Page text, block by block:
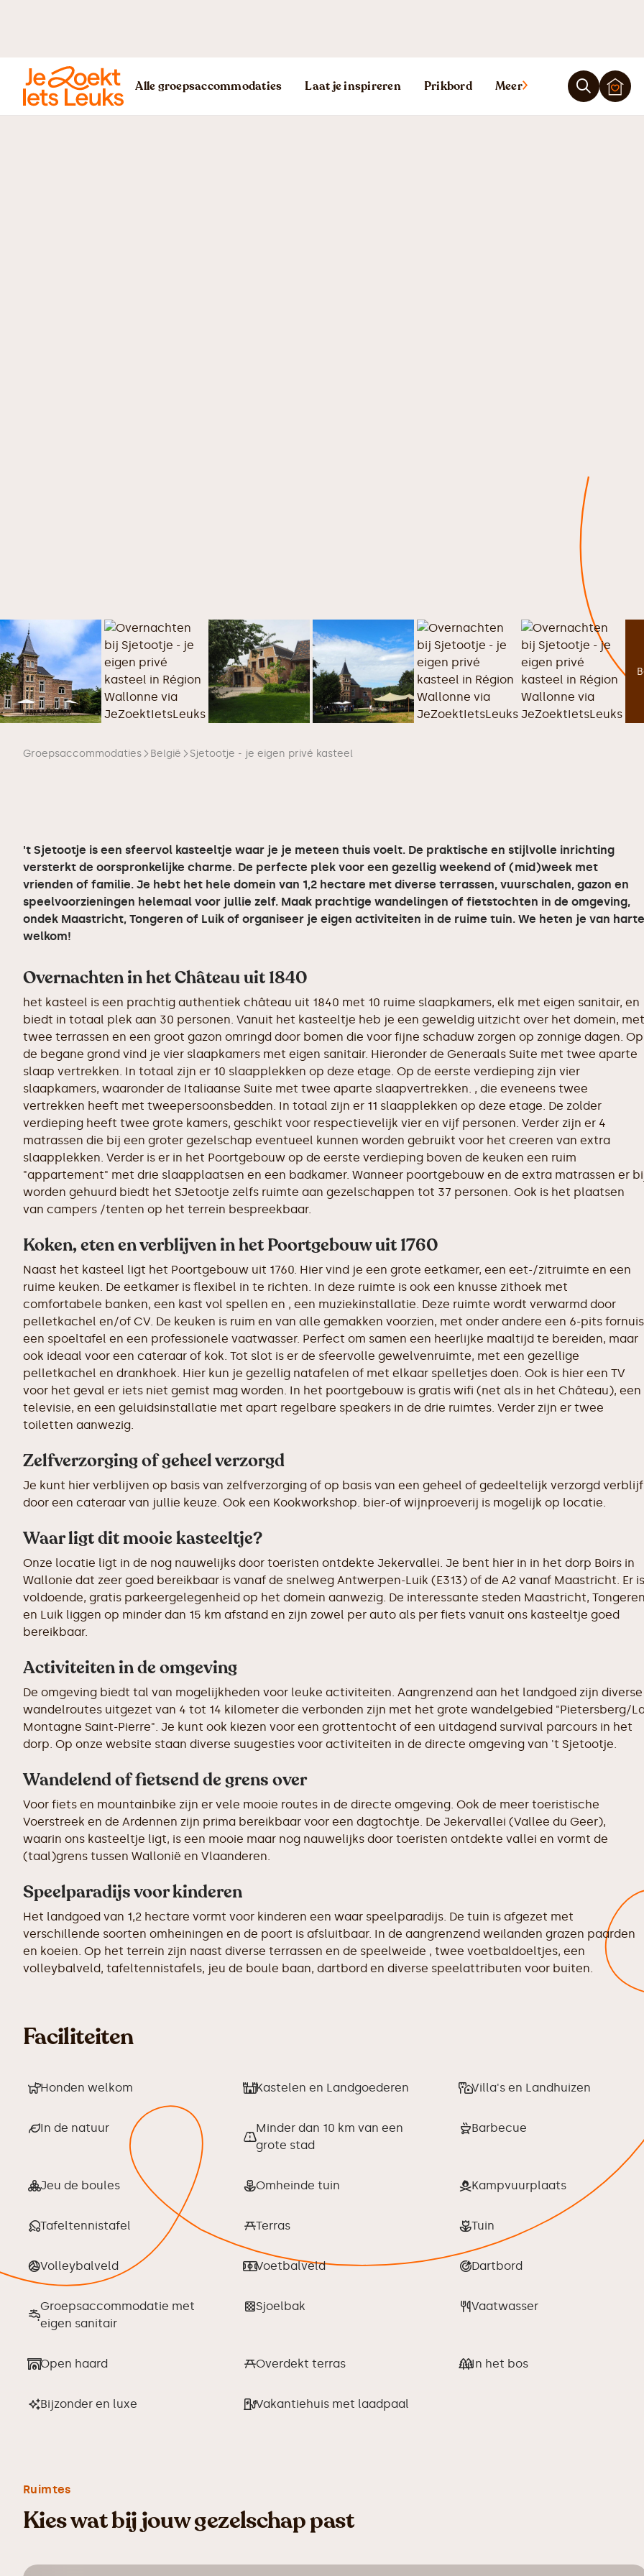
Alle groepsaccommodaties Laat je inspireren Prikbord Meer
Foto's Informatie Arrangementen Ligging Reviews
Groepsaccommodaties België Sjetootje - je eigen privé kasteel
't Sjetootje is een sfeervol kasteeltje waar je je meteen thuis voelt. De praktische en stijlvolle inrichting
versterkt de oorspronkelijke charme. De perfecte plek voor een gezellig weekend of (mid)week met
vrienden of familie. Je hebt het hele domein van 1,2 hectare met diverse terrassen, vuurschalen, gazon en
speelvoorzieningen helemaal voor jullie zelf. Maak prachtige wandelingen of fietstochten in de omgeving,
ondek Maastricht, Tongeren of Luik of organiseer je eigen activiteiten in de ruime tuin. We heten je van harte
welkom!
Overnachten in het Château uit 1840
het kasteel is een prachtig authentiek château uit 1840 met 10 ruime slaapkamers, elk met eigen sanitair, en
biedt in totaal plek aan 30 personen. Vanuit het kasteeltje heb je een geweldig uitzicht over het domein, met
twee terrassen en een groot gazon omringd door bomen die voor fijne schaduw zorgen op zonnige dagen. Op
de begane grond vind je vier slaapkamers met eigen sanitair. Hieronder de Generaals Suite met twee aparte
slaap vertrekken. In totaal zijn er 10 slaapplekken op deze etage. Op de eerste verdieping zijn vier
slaapkamers, waaronder de Italiaanse Suite met twee aparte slaapvertrekken. , die eveneens twee
vertrekken heeft met tweepersoonsbedden. In totaal zijn er 11 slaapplekken op deze etage. De zolder
verdieping heeft twee grote kamers, geschikt voor respectievelijk vier en vijf personen. Verder zijn er 4
matrassen die bij een groter gezelschap eventueel kunnen worden gebruikt voor het creeren van extra
slaapplekken. Verder is er in het Poortgebouw op de eerste verdieping boven de keuken een ruim
"appartement" met drie slaapplaatsen en een badkamer. Wanneer poortgebouw en de extra matrassen er
worden gehuurd biedt het SJetootje zelfs ruimte aan gezelschappen tot 37 personen. Ook is het plaatsen
van campers /tenten op het terrein bespreekbaar.
Koken, eten en verblijven in het Poortgebouw uit 1760
Naast het kasteel ligt het Poortgebouw uit 1760. Hier vind je een grote eetkamer, een eet-/zitruimte en een
ruime keuken. De eetkamer is flexibel in te richten. In deze ruimte is ook een knusse zithoek met
comfortabele banken, een kast vol spellen en , een muziekinstallatie. Deze ruimte wordt verwarmd door
pelletkachel en/of CV. De keuken is ruim en van alle gemakken voorzien, met onder andere een 6-pits
een spoeltafel en een professionele vaatwasser. Perfect om samen een heerlijke maaltijd te bereiden, maar
ook ideaal voor een cateraar of kok. Tot slot is er de sfeervolle gewelvenruimte, met een gezellige
pelletkachel en drankhoek. Hier kun je gezellig natafelen of met elkaar spelletjes doen. Ook is hier een TV
voor het geval er iets niet gemist mag worden. In het poortgebouw is gratis wifi (net als in het Château), een
televisie, en een geluidsinstallatie met apart regelbare speakers in de drie ruimtes. Verder zijn er twee
toiletten aanwezig.
Zelfverzorging of geheel verzorgd
Je kunt hier verblijven op basis van zelfverzorging of op basis van een geheel of gedeeltelijk verzorgd verblijf
door een cateraar van jullie keuze. Ook een Kookworkshop. bier-of wijnproeverij is mogelijk op locatie.
Waar ligt dit mooie kasteeltje?
Onze locatie ligt in de nog nauwelijks door toeristen ontdekte Jekervallei. Je bent hier in in het dorp Boirs in
Wallonie dat zeer goed bereikbaar is vanaf de snelweg Antwerpen-Luik (E313) of de A2 vanaf Maastricht. Er is
voldoende, gratis parkeergelegenheid op het domein aanwezig. De interessante steden Maastricht,
en Luik liggen op minder dan 15 km afstand en zijn zowel per auto als per fiets vanuit ons kasteeltje goed
bereikbaar.
Activiteiten in de omgeving
De omgeving biedt tal van mogelijkheden voor leuke activiteiten. Aangrenzend aan het landgoed zijn diverse
wandelroutes uitgezet van 4 tot 14 kilometer die verbonden zijn met het grote wandelgebied "Pietersberg/
Montagne Saint-Pierre". Je kunt ook kiezen voor een grottentocht of een uitdagend survival parcours in het
dorp. Op onze website staan diverse suugesties voor activiteiten in de directe omgeving van 't Sjetootje.
Wandelend of fietsend de grens over
Voor fiets en mountainbike zijn er vele mooie routes in de directe omgeving. Ook de meer toeristische
Voerstreek en de Ardennen zijn prima bereikbaar voor een dagtochtje. De Jekervallei (Vallee du Geer),
waarin ons kasteeltje ligt, is een mooie maar nog nauwelijks door toeristen ontdekte vallei en vormt de
(taal)grens tussen Wallonië en Vlaanderen.
Speelparadijs voor kinderen
Het landgoed van 1,2 hectare vormt voor kinderen een waar speelparadijs. De tuin is afgezet met
verschillende soorten omheiningen en de poort is afsluitbaar. In de aangrenzend weilanden grazen paarden
en koeien. Op het terrein zijn naast diverse terrassen en de speelweide , twee voetbaldoeltjes, een
volleybalveld, tafeltennistafels, jeu de boule baan, dartbord en diverse speelattributen voor buiten.
Faciliteiten
Honden welkom Kastelen en Landgoederen Villa's en Landhuizen
In de natuur
Minder dan 10 km van een
grote stad
Barbecue
Jeu de boules Omheinde tuin Kampvuurplaats
Tafeltennistafel Terras Tuin
Volleybalveld Voetbalveld Dartbord
Groepsaccommodatie met
eigen sanitair
Sjoelbak Vaatwasser
Open haard Overdekt terras In het bos
Bijzonder en luxe Vakantiehuis met laadpaal
Ruimtes
Kies wat bij jouw gezelschap past